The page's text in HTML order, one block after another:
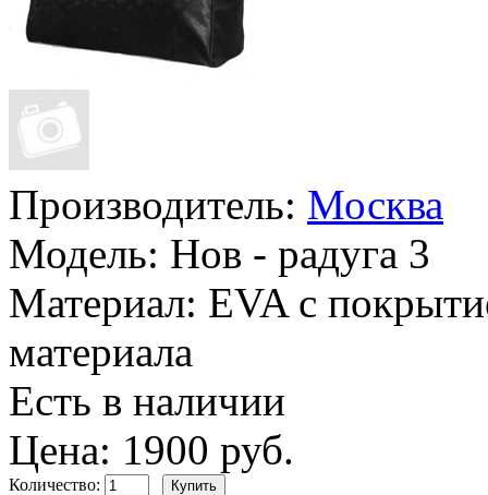
Производитель: Москва
Модель: Нов - радуга 3
Материал: EVA с
материала
Есть в наличии
Цена: 1900 руб.
Количество: